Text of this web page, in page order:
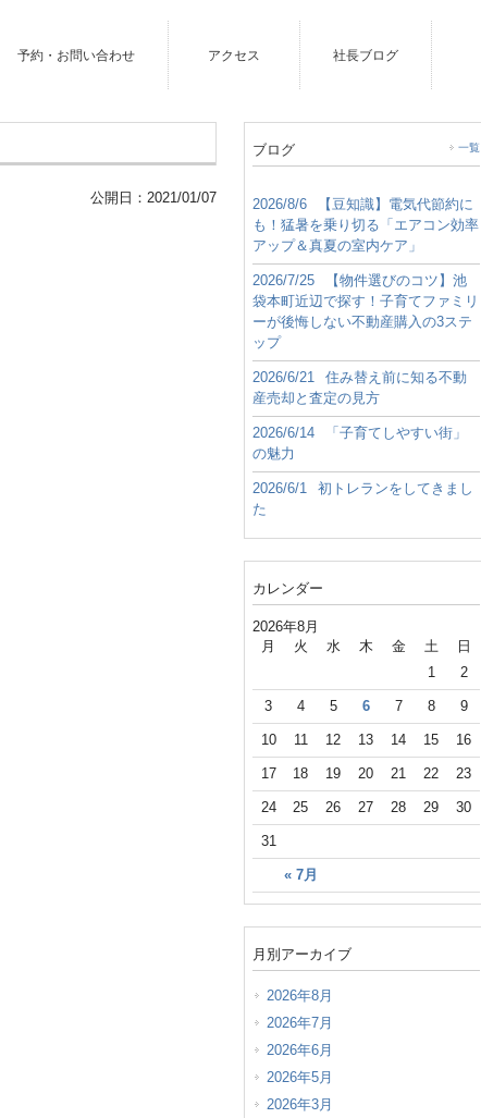
予約・お問い合わせ アクセス 社長ブログ
公開日： 2021/01/07
ブログ 一覧
2026/8/6
【豆知識】電気代節約に
も！猛暑を乗り切る「エアコン効率
アップ＆真夏の室内ケア」
2026/7/25
【物件選びのコツ】池
袋本町近辺で探す！子育てファミリ
ーが後悔しない不動産購入の3ステ
ップ
2026/6/21
住み替え前に知る不動
産売却と査定の見方
2026/6/14
「子育てしやすい街」
の魅力
2026/6/1
初トレランをしてきまし
た
カレンダー
2026年8月
月 火 水 木 金 土 日
« 7月
1 2
3 4 5 6 7 8 9
10 11 12 13 14 15 16
17 18 19 20 21 22 23
24 25 26 27 28 29 30
31
月別アーカイブ
2026年8月
2026年7月
2026年6月
2026年5月
2026年3月